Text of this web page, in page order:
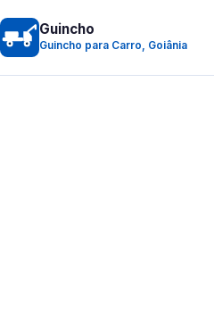
Guincho
Guincho para Carro, Goiânia